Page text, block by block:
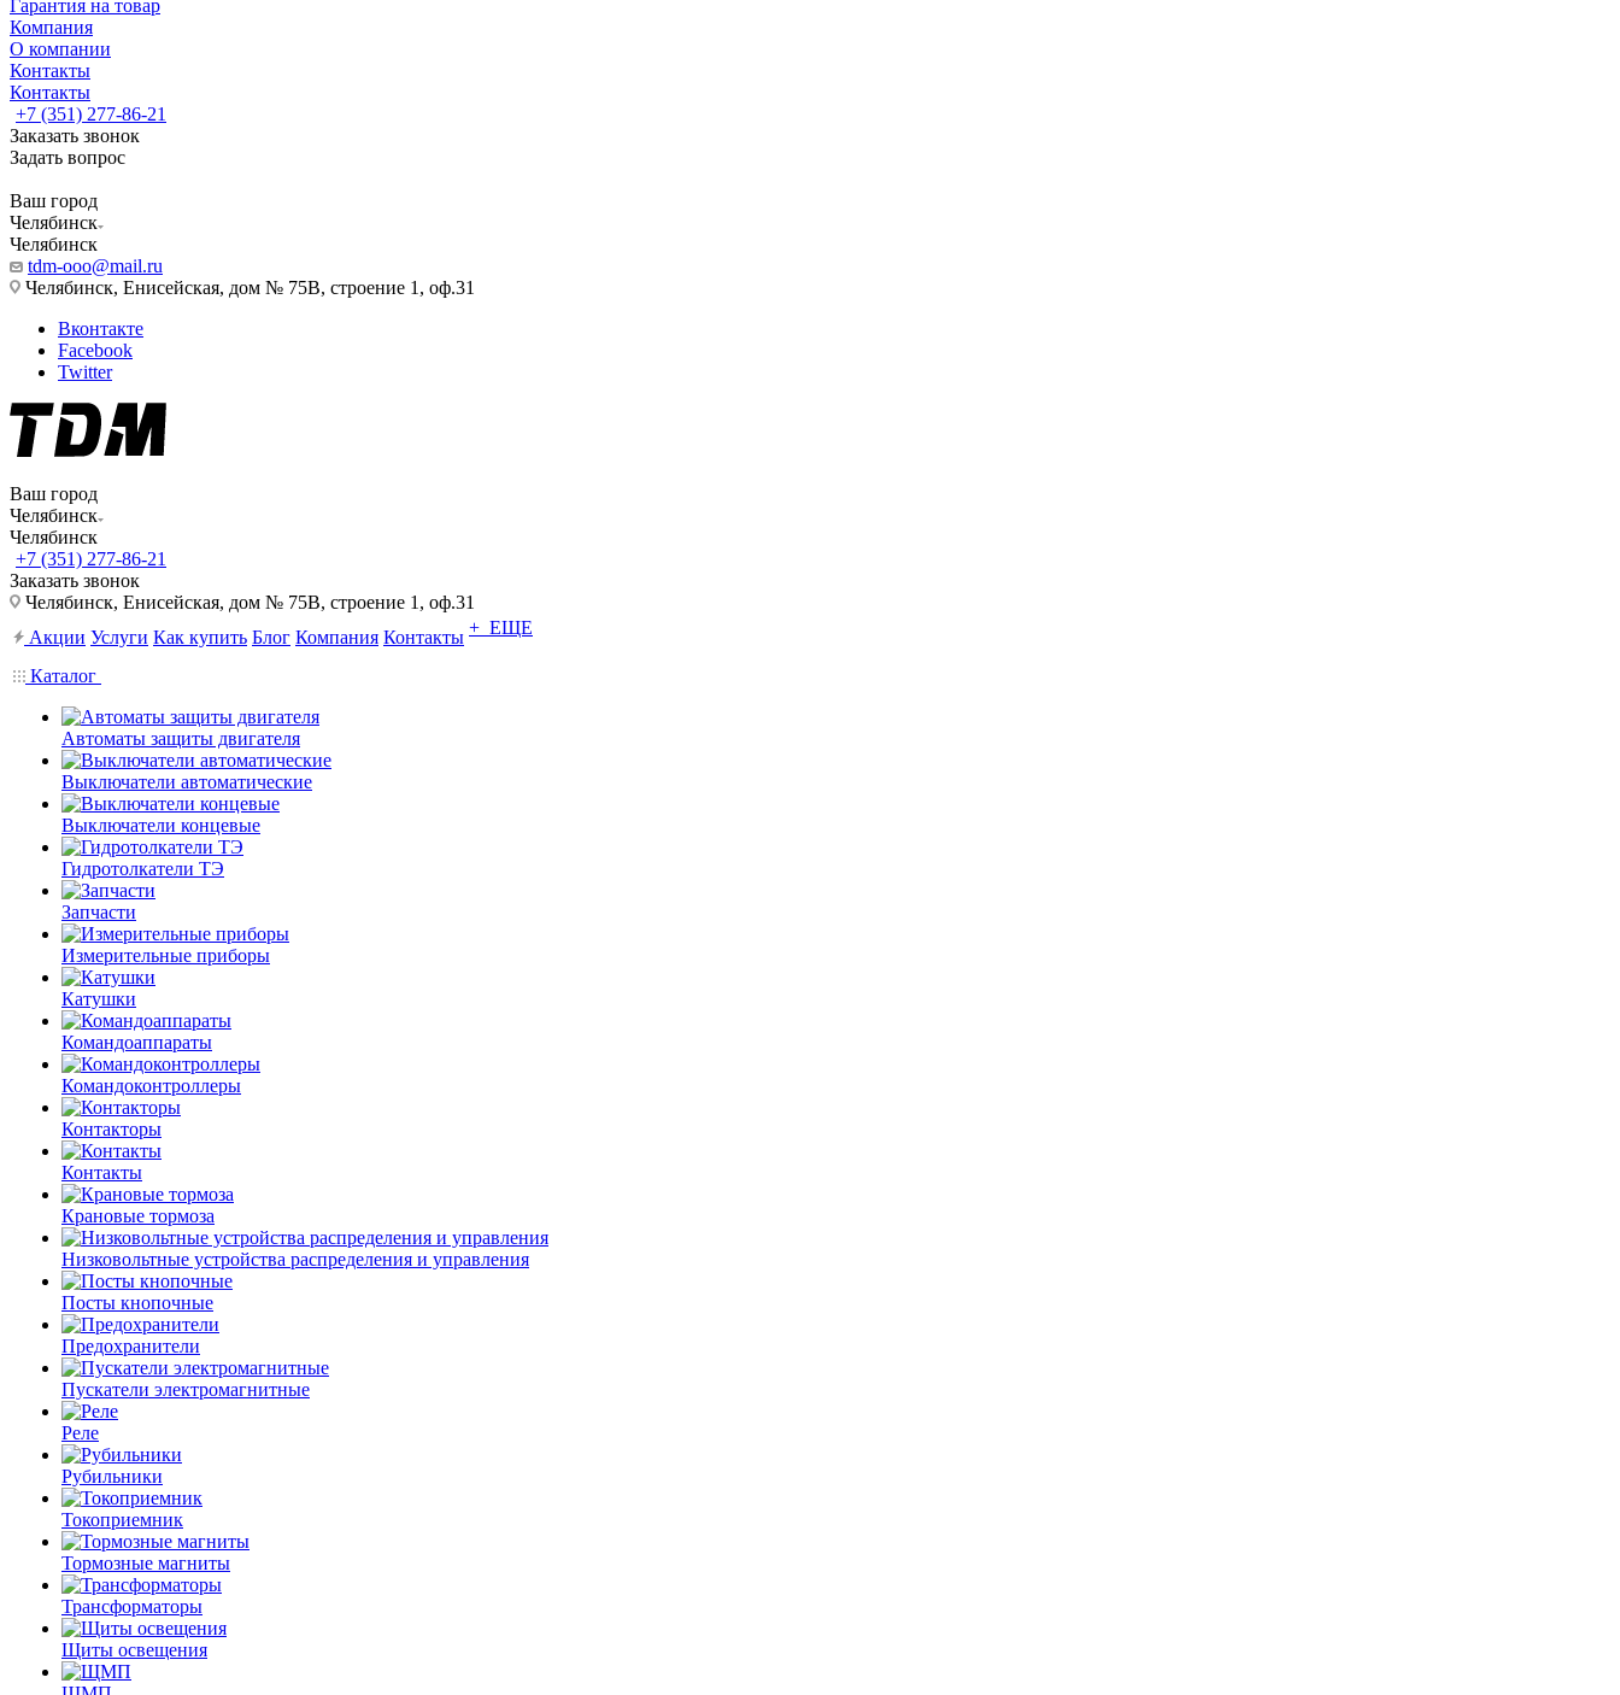
Гарантия на товар
Компания
О компании
Контакты
Контакты
+7 (351) 277-86-21
Заказать звонок
Задать вопрос
Ваш город
Челябинск
Челябинск
tdm-ooo@mail.ru
Челябинск, Енисейская, дом № 75В, строение 1, оф.31
Вконтакте
Facebook
Twitter
Ваш город
Челябинск
Челябинск
+7 (351) 277-86-21
Заказать звонок
Челябинск, Енисейская, дом № 75В, строение 1, оф.31
Акции Услуги Как купить Блог Компания Контакты + ЕЩЕ
Каталог
Автоматы защиты двигателя
Выключатели автоматические
Выключатели концевые
Гидротолкатели ТЭ
Запчасти
Измерительные приборы
Катушки
Командоаппараты
Командоконтроллеры
Контакторы
Контакты
Крановые тормоза
Низковольтные устройства распределения и управления
Посты кнопочные
Предохранители
Пускатели электромагнитные
Реле
Рубильники
Токоприемник
Тормозные магниты
Трансформаторы
Щиты освещения